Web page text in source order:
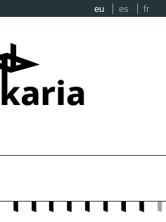
eu es fr